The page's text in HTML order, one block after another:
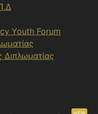
Youth Forum
Διπλωματίας